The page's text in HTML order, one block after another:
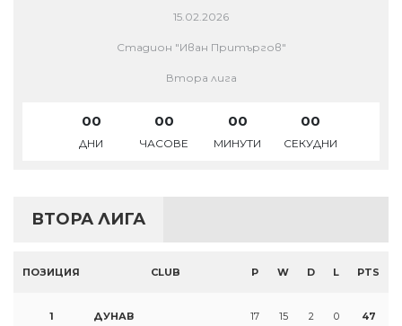
15.02.2026
Стадион "Иван Притъргов"
Втора лига
00
ДНИ
00
ЧАСОВЕ
00
МИНУТИ
00
СЕКУДНИ
ВТОРА ЛИГА
ПОЗИЦИЯ CLUB P W D L PTS
1 ДУНАВ 17 15 2 0 47